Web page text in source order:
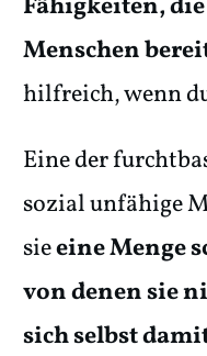
Fähigkeiten,
Menschen
hilfreich, wenn
Eine der
sozial unfähige
sieeine Menge
von denen sie
sich selbst